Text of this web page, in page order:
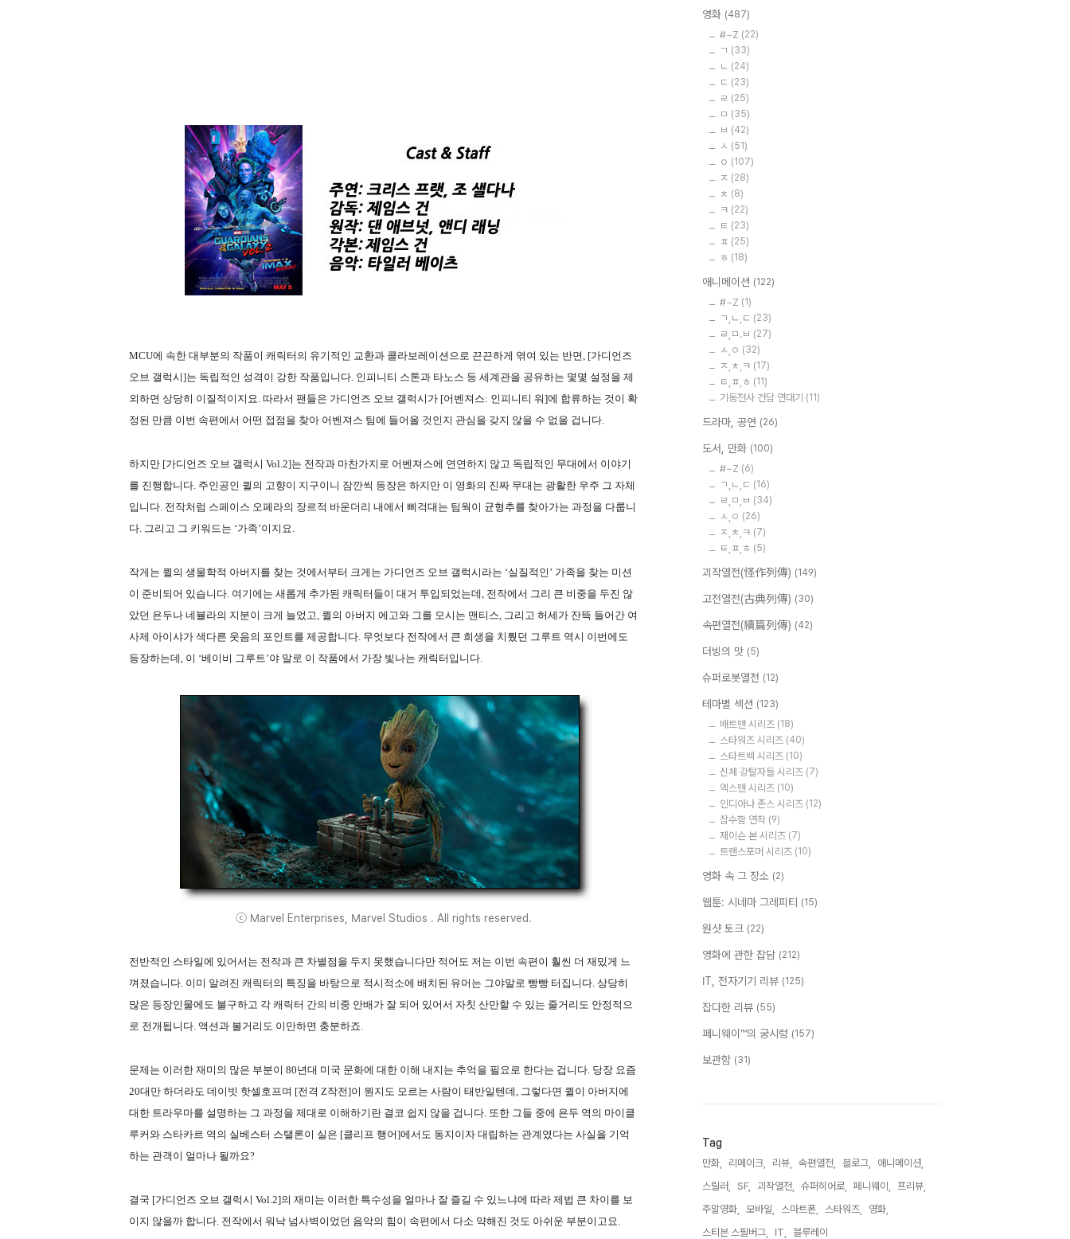
MCU에 속한 대부분의 작품이 캐릭터의 유기적인 교환과 콜라보레이션으로 끈끈하게 엮여 있는 반면, [가디언즈
오브 갤럭시]는 독립적인 성격이 강한 작품입니다. 인피니티 스톤과 타노스 등 세계관을 공유하는 몇몇 설정을 제
외하면 상당히 이질적이지요. 따라서 팬들은 가디언즈 오브 갤럭시가 [어벤져스: 인피니티 워]에 합류하는 것이 확
정된 만큼 이번 속편에서 어떤 접점을 찾아 어벤져스 팀에 들어올 것인지 관심을 갖지 않을 수 없을 겁니다.
하지만 [가디언즈 오브 갤럭시 Vol.2]는 전작과 마찬가지로 어벤져스에 연연하지 않고 독립적인 무대에서 이야기
를 진행합니다. 주인공인 퀼의 고향이 지구이니 잠깐씩 등장은 하지만 이 영화의 진짜 무대는 광활한 우주 그 자체
입니다. 전작처럼 스페이스 오페라의 장르적 바운더리 내에서 삐걱대는 팀웍이 균형추를 찾아가는 과정을 다룹니
다. 그리고 그 키워드는 ‘가족’이지요.
작게는 퀼의 생물학적 아버지를 찾는 것에서부터 크게는 가디언즈 오브 갤럭시라는 ‘실질적인’ 가족을 찾는 미션
이 준비되어 있습니다. 여기에는 새롭게 추가된 캐릭터들이 대거 투입되었는데, 전작에서 그리 큰 비중을 두진 않
았던 욘두나 네뷸라의 지분이 크게 늘었고, 퀼의 아버지 에고와 그를 모시는 맨티스, 그리고 허세가 잔뜩 들어간 여
사제 아이샤가 색다른 웃음의 포인트를 제공합니다. 무엇보다 전작에서 큰 희생을 치뤘던 그루트 역시 이번에도
등장하는데, 이 ‘베이비 그루트’야 말로 이 작품에서 가장 빛나는 캐릭터입니다.
ⓒ Marvel Enterprises, Marvel Studios . All rights reserved.
전반적인 스타일에 있어서는 전작과 큰 차별점을 두지 못했습니다만 적어도 저는 이번 속편이 훨씬 더 재밌게 느
껴졌습니다. 이미 알려진 캐릭터의 특징을 바탕으로 적시적소에 배치된 유머는 그야말로 빵빵 터집니다. 상당히
많은 등장인물에도 불구하고 각 캐릭터 간의 비중 안배가 잘 되어 있어서 자칫 산만할 수 있는 줄거리도 안정적으
로 전개됩니다. 액션과 볼거리도 이만하면 충분하죠.
문제는 이러한 재미의 많은 부분이 80년대 미국 문화에 대한 이해 내지는 추억을 필요로 한다는 겁니다. 당장 요즘
20대만 하더라도 데이빗 핫셀호프며 [전격 Z작전]이 뭔지도 모르는 사람이 태반일텐데, 그렇다면 퀼이 아버지에
대한 트라우마를 설명하는 그 과정을 제대로 이해하기란 결코 쉽지 않을 겁니다. 또한 그들 중에 욘두 역의 마이클
루커와 스타카르 역의 실베스터 스탤론이 실은 [클리프 행어]에서도 동지이자 대립하는 관계였다는 사실을 기억
하는 관객이 얼마나 될까요?
결국 [가디언즈 오브 갤럭시 Vol.2]의 재미는 이러한 특수성을 얼마나 잘 즐길 수 있느냐에 따라 제법 큰 차이를 보
이지 않을까 합니다. 전작에서 워낙 넘사벽이었던 음악의 힘이 속편에서 다소 약해진 것도 아쉬운 부분이고요.
영화 (487)
#~Z (22)
ㄱ (33)
ㄴ (24)
ㄷ (23)
ㄹ (25)
ㅁ (35)
ㅂ (42)
ㅅ (51)
ㅇ (107)
ㅈ (28)
ㅊ (8)
ㅋ (22)
ㅌ (23)
ㅍ (25)
ㅎ (18)
애니메이션 (122)
#~Z (1)
ㄱ,ㄴ,ㄷ (23)
ㄹ,ㅁ.ㅂ (27)
ㅅ,ㅇ (32)
ㅈ,ㅊ,ㅋ (17)
ㅌ,ㅍ,ㅎ (11)
기동전사 건담 연대기 (11)
드라마, 공연 (26)
도서, 만화 (100)
#~Z (6)
ㄱ,ㄴ,ㄷ (16)
ㄹ,ㅁ,ㅂ (34)
ㅅ,ㅇ (26)
ㅈ,ㅊ,ㅋ (7)
ㅌ,ㅍ,ㅎ (5)
괴작열전(怪作列傳) (149)
고전열전(古典列傳) (30)
속편열전(續篇列傳) (42)
더빙의 맛 (5)
슈퍼로봇열전 (12)
테마별 섹션 (123)
배트맨 시리즈 (18)
스타워즈 시리즈 (40)
스타트렉 시리즈 (10)
신체 강탈자들 시리즈 (7)
엑스맨 시리즈 (10)
인디아나 존스 시리즈 (12)
잠수함 연작 (9)
제이슨 본 시리즈 (7)
트랜스포머 시리즈 (10)
영화 속 그 장소 (2)
웹툰: 시네마 그레피티 (15)
원샷 토크 (22)
영화에 관한 잡담 (212)
IT, 전자기기 리뷰 (125)
잡다한 리뷰 (55)
페니웨이™의 궁시렁 (157)
보관함 (31)
Tag
만화, 리메이크, 리뷰, 속편열전, 블로그,
애니메이션,
스릴러,
SF, 괴작열전, 슈퍼히어로, 페니웨이,
프리뷰,
주말영화,
모바일, 스마트폰, 스타워즈,
영화,
스티븐 스필버그,
IT, 블루레이,